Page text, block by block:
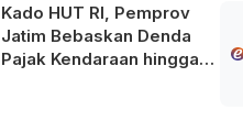
Kado HUT RI, Pemprov
Jatim Bebaskan Denda
Pajak Kendaraan hingga